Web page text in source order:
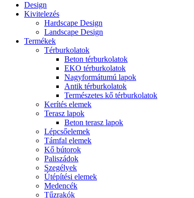
Design
Kivitelezés
Hardscape Design
Landscape Design
Termékek
Térburkolatok
Beton térburkolatok
EKO térburkolatok
Nagyformátumú lapok
Antik térburkolatok
Természetes kő térburkolatok
Kerítés elemek
Terasz lapok
Beton terasz lapok
Lépcsőelemek
Támfal elemek
Kő bútorok
Paliszádok
Szegélyek
Útépítési elemek
Medencék
Tűzrakók